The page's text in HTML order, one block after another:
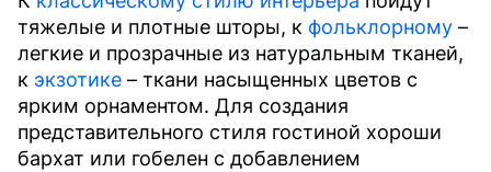
тяжелые и плотные шторы, к фольклорному –
легкие и прозрачные из натуральным тканей,
к экзотике – ткани насыщенных цветов с
ярким орнаментом. Для создания
представительного стиля гостиной хороши
бархат или гобелен с добавлением